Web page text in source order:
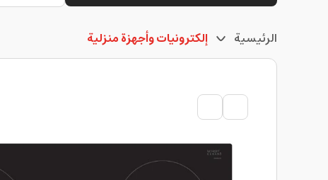
الرئيسية إلكترونيات وأجهزة منزلية